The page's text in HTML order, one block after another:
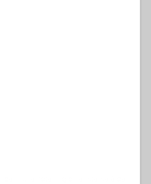
in una nota. Il giornalista sarà da